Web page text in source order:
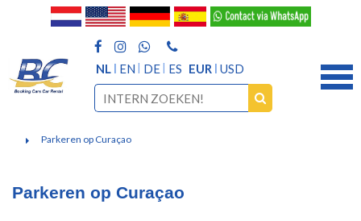
NL EN DE ES EUR USD
Parkeren op Curaçao
Parkeren op Curaçao